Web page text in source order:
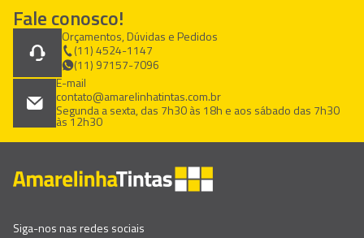
Fale conosco!
Orçamentos, Dúvidas e Pedidos
(11) 4524-1147
(11) 97157-7096
E-mail
contato@amarelinhatintas.com.br
Segunda a sexta, das 7h30 às 18h e aos sábado das 7h30
às 12h30
Siga-nos nas redes sociais